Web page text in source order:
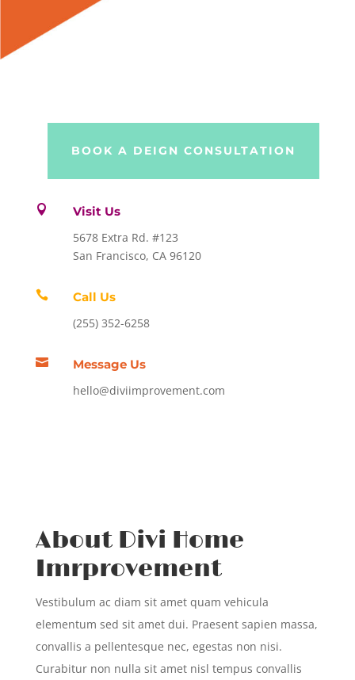
BOOK A DEIGN CONSULTATION

Visit Us
5678 Extra Rd. #123
San Francisco, CA 96120

Call Us
(255) 352-6258

Message Us
hello@diviimprovement.com
About Divi Home
Imrprovement
Vestibulum ac diam sit amet quam vehicula
elementum sed sit amet dui. Praesent sapien massa,
convallis a pellentesque nec, egestas non nisi.
Curabitur non nulla sit amet nisl tempus convallis